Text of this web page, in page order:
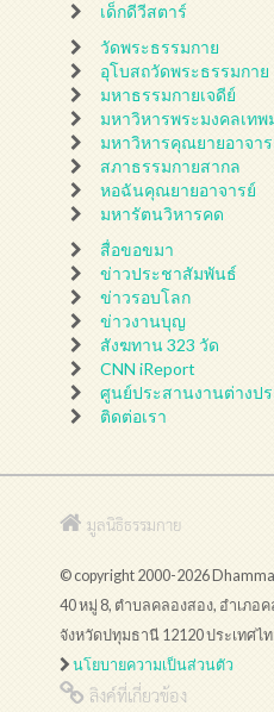
เด็กดีวีสตาร์
วัดพระธรรมกาย
อุโบสถวัดพระธรรมกาย
มหาธรรมกายเจดีย์
มหาวิหารพระมงคลเท
มหาวิหารคุณยายอาจา
สภาธรรมกายสากล
หอฉันคุณยายอาจารย์
มหารัตนวิหารคด
สื่อขอขมา
ข่าวประชาสัมพันธ์
ข่าวรอบโลก
ข่าวงานบุญ
สังฆทาน 323 วัด
CNN iReport
ศูนย์ประสานงานต่างปร
ติดต่อเรา
มูลนิธิธรรมกาย
© copyright 2000-2026
40 หมู่ 8, ตำบลคลองสอง, อำเภอ
จังหวัดปทุมธานี 12120 ประเทศไ
นโยบายความเป็นส่วนตัว
ลิงค์ที่เกี่ยวข้อง